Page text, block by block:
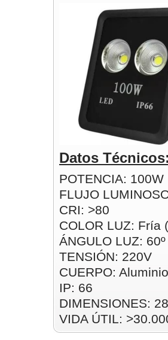
Datos
POTENCIA: 100W
FLUJO
CRI: >80
COLOR LUZ: Fría
ÁNGULO LUZ: 60º
TENSIÓN: 220V
CUERPO: Aluminio
IP: 66
DIMENSIONES:
VIDA ÚTIL: